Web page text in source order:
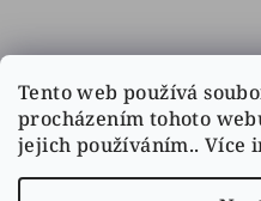
Tento web používá
procházením tohoto
jejich používáním.. Více
Facebook